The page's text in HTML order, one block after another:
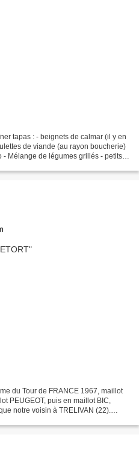
tapas : - beignets de calmar (il y en
de viande (au rayon boucherie)
Mélange de légumes grillés - petits
du Tour de FRANCE 1967, maillot
PEUGEOT, puis en maillot BIC,
notre voisin à TRELIVAN (22).